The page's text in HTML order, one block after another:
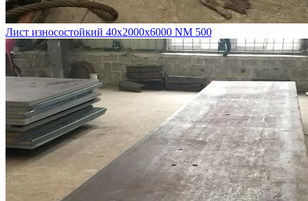
Лист износостойкий 40х2000х6000 NM 500